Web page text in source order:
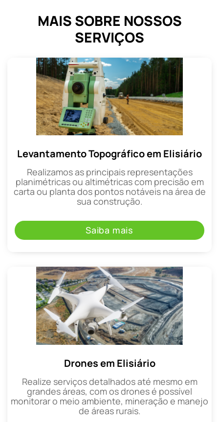
MAIS SOBRE NOSSOS
SERVIÇOS
Levantamento Topográfico em Elisiário
Realizamos as principais representações
planimétricas ou altimétricas com precisão em
carta ou planta dos pontos notáveis na área de
sua construção.
Saiba mais
Drones em Elisiário
Realize serviços detalhados até mesmo em
grandes áreas, com os drones é possível
monitorar o meio ambiente, mineração e manejo
de áreas rurais.